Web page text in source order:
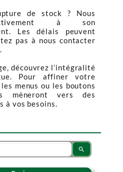
de stock ? Nous
à son
Les délais peuvent
pas à nous contacter
découvrez l’intégralité
Pour affiner votre
menus ou les boutons
mèneront vers des
à vos besoins.
search